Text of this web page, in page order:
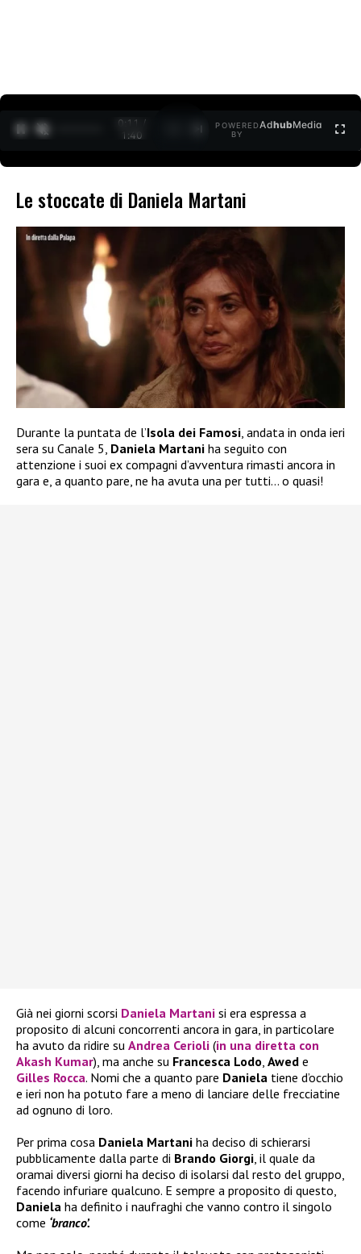
0:11 /
1:40
POWERED
BY
AdhubMedia
Le stoccate di Daniela Martani
Durante la puntata de l’Isola dei Famosi, andata in onda ieri
sera su Canale 5, Daniela Martani ha seguito con
attenzione i suoi ex compagni d’avventura rimasti ancora in
gara e, a quanto pare, ne ha avuta una per tutti… o quasi!
Già nei giorni scorsi Daniela Martani si era espressa a
proposito di alcuni concorrenti ancora in gara, in particolare
ha avuto da ridire su Andrea Cerioli (in una diretta con
Akash Kumar), ma anche su Francesca Lodo, Awed e
Gilles Rocca. Nomi che a quanto pare Daniela tiene d’occhio
e ieri non ha potuto fare a meno di lanciare delle frecciatine
ad ognuno di loro.
Per prima cosa Daniela Martani ha deciso di schierarsi
pubblicamente dalla parte di Brando Giorgi, il quale da
oramai diversi giorni ha deciso di isolarsi dal resto del gruppo,
facendo infuriare qualcuno. E sempre a proposito di questo,
Daniela ha definito i naufraghi che vanno contro il singolo
come ‘branco’.